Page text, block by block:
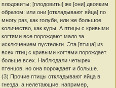
плодовиты; [плодовиты] же [они] двояким
образом: или они [откладывают яйца] по
многу раз, как голуби, или же большое
количество, как куры. А птицы с кривыми
когтями все порождают мало за
исключением пустельги. Эта [птица] из
всех птиц с кривыми когтями порождает
больше всех. Наблюдали четырех
птенцов, но она порождает и больше.
(3) Прочие птицы откладывают яйца в
гнезда, а нелетающие, например,